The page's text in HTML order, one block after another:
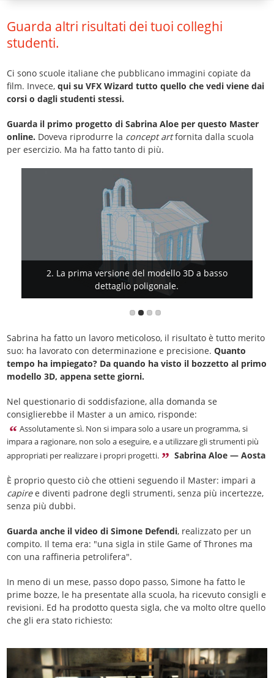
Guarda altri risultati dei tuoi colleghi
studenti.
Ci sono scuole italiane che pubblicano immagini copiate da
film. Invece,qui su VFX Wizard tutto quello che vedi viene dai
corsi o dagli studenti stessi.
Guarda il primo progetto di Sabrina Aloe per questo Master
online. Doveva riprodurre la concept artfornita dalla scuola
per esercizio. Ma ha fatto tanto di più.
2. La prima versione del modello 3D a basso
dettaglio poligonale.
3. Qui Sabrina studia l'inquadratura con un efficace
"Dutch Angle".
Sabrina ha fatto un lavoro meticoloso, il risultato è tutto merito
suo: ha lavorato con determinazione e precisione.Quanto
tempo ha impiegato? Da quando ha visto il bozzetto al primo
modello 3D, appena sette giorni.
Nel questionario di soddisfazione, alla domanda se
consiglierebbe il Master a un amico, risponde:
Assolutamente sì. Non si impara solo a usare un programma, si
impara a ragionare, non solo a eseguire, e a utilizzare gli strumenti più
appropriati per realizzare i propri progetti.
Sabrina Aloe — Aosta
È proprio questo ciò che ottieni seguendo il Master: impari a
capiree diventi padrone degli strumenti, senza più incertezze,
senza più dubbi.
Guarda anche il video di Simone Defendi, realizzato per un
compito. Il tema era: "una sigla in stile Game of Thrones ma
con una raffineria petrolifera".
In meno di un mese, passo dopo passo, Simone ha fatto le
prime bozze, le ha presentate alla scuola, ha ricevuto consigli e
revisioni. Ed ha prodotto questa sigla, che va molto oltre quello
che gli era stato richiesto: